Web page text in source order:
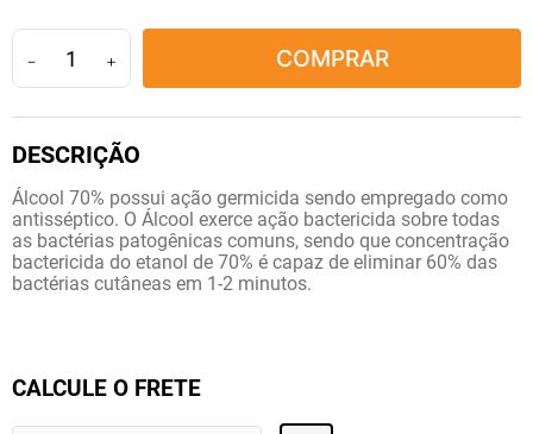
＋
－ COMPRAR
Álcool 70% possui ação germicida sendo empregado como
antisséptico. O Álcool exerce ação bactericida sobre todas
as bactérias patogênicas comuns, sendo que concentração
bactericida do etanol de 70% é capaz de eliminar 60% das
bactérias cutâneas em 1-2 minutos.
CALCULE O FRETE